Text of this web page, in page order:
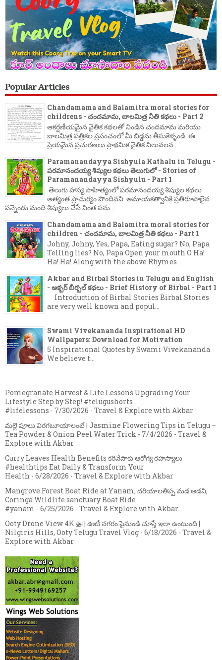
Popular Articles
Chandamama and Balamitra moral stories for
childrens - చందమామ, బాలమిత్ర నీతి కథలు - Part 2
ఆకర్షణీయమైన నైతిక కథలతో నిండిన చందమామ మరియు
బాలమిత్ర పత్రికల ప్రపంచంలో మీ బిడ్డను తీసుకెళ్ళండి. ఈ
ప్రియమైన ప్రచురణలు ప్రాథమిక నైతిక విలువలన...
Paramanandayya Sishyula Kathalu in Telugu -
పరమానందయ్య శిష్యుల కథలు తెలుగులో - Stories of
Paramanandayya Sishyulu - Part 1
తెలుగు హాస్య సాహిత్యంలో పరమానందయ్య శిష్యుల కథలు
అత్యంత ప్రాచుర్యం పొందినవి. అమాయకత్వానికి ప్రతిరూపాలైన
పన్నెండు మంది శిష్యులు చేసే వింత పను...
Chandamama and Balamitra moral stories for
children - చందమామ, బాలమిత్ర నీతి కథలు - Part 1
Johny, Johny, Yes, Papa, Eating sugar? No, Papa
Telling lies? No, Papa Open your mouth O Ha!
Ha! Ha! Along with the above Rhymes ...
Akbar and Birbal Stories in Telugu and English
- అక్బర్ బీర్బల్ కథలు - Brief History of Birbal - Part 1
Introduction of Birbal Stories Birbal Stories
are very well known and popul...
Swami Vivekananda Inspirational HD
Wallpapers: Download for Motivation
5 Inspirational Quotes by Swami Vivekananda
We believe t...
Pomegranate Harvest & Life Lessons Upgrading Your
Lifestyle Step by Step! #telugushorts
#lifelessons - 7/30/2026 - Travel & Explore with Akbar
మల్లె పూలు విరగబూయాలంటే | Jasmine Flowering Tips in Telugu –
Tea Powder & Onion Peel Water Trick - 7/4/2026 - Travel &
Explore with Akbar
Curry Leaves Health Benefits కరివేపాకు ఆరోగ్య రహస్యాలు
#healthtips Eat Daily & Transform Your
Health - 6/28/2026 - Travel & Explore with Akbar
Mangrove Forest Boat Ride at Yanam, దరియాలతిప్ప మడ అడవి,
Coringa Wildlife sanctuary Boat Ride
#yanam - 6/25/2026 - Travel & Explore with Akbar
Ooty Drone View 4K 🚁 | ఊటీ నగరం పైనుండి చూస్తే ఇలా ఉంటుంది |
Nilgiris Hills, Ooty Telugu Travel Vlog - 6/18/2026 - Travel &
Explore with Akbar